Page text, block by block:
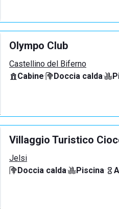
Olympo Club
Castellino del Biferno
Cabine· Doccia calda·
Villaggio Turistico
Jelsi
Doccia calda· Piscina·